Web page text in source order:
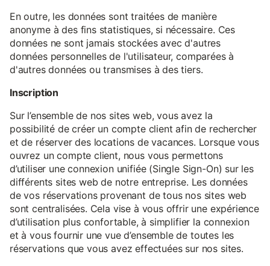
En outre, les données sont traitées de manière
anonyme à des fins statistiques, si nécessaire. Ces
données ne sont jamais stockées avec d'autres
données personnelles de l'utilisateur, comparées à
d'autres données ou transmises à des tiers.
Inscription
Sur l’ensemble de nos sites web, vous avez la
possibilité de créer un compte client afin de rechercher
et de réserver des locations de vacances. Lorsque vous
ouvrez un compte client, nous vous permettons
d’utiliser une connexion unifiée (Single Sign-On) sur les
différents sites web de notre entreprise. Les données
de vos réservations provenant de tous nos sites web
sont centralisées. Cela vise à vous offrir une expérience
d’utilisation plus confortable, à simplifier la connexion
et à vous fournir une vue d’ensemble de toutes les
réservations que vous avez effectuées sur nos sites.